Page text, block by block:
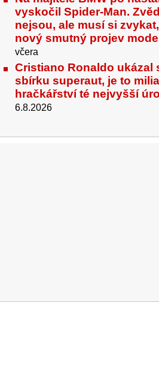
vyskočil Spider-Man.
nejsou, ale musí si
nový smutný projev
včera
Cristiano Ronaldo ukázal
sbírku superaut, je to
hračkářství té nejvyšší
6.8.2026